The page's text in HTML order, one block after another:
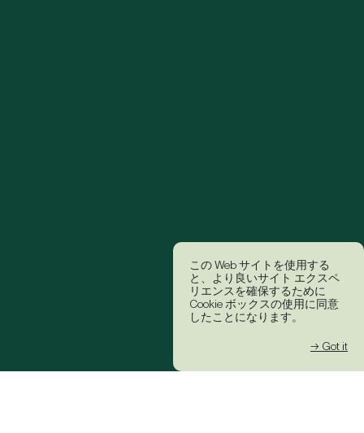
この Web サイトを使用する
と、より良いサイト エクスペ
リエンスを確保するために
Cookie ボックスの使用に同意
したことになります。
→ Got it